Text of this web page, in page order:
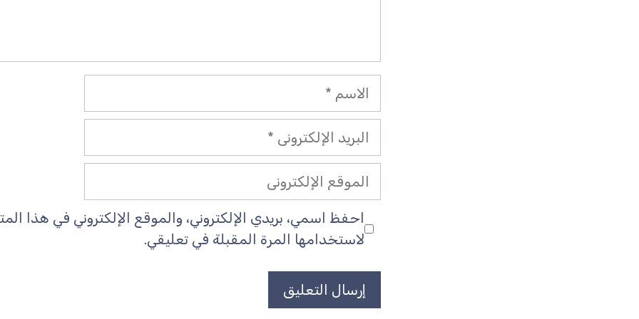
الاسم
البريد
الإلكتروني
الموقع
الإلكتروني
احفظ اسمي، بريدي الإلكتروني، والموقع الإلكتروني في هذا
لاستخدامها المرة المقبلة في تعليقي.